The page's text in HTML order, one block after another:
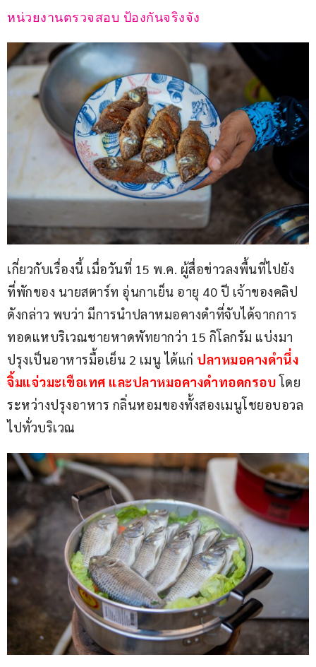
หน่วยงานตรวจสอบ ป้องกันจริงจัง
เกี่ยวกับเรื่องนี้ เมื่อวันที่ 15 พ.ค. ผู้สื่อข่าวลงพื้นที่ไปยัง
ที่พักของ นายสตาร์ท อุ่นกาเย็น อายุ 40 ปี เจ้าของคลิป
ดังกล่าว พบว่า มีการนำปลาหมอคางดำที่จับได้จากการ
ทอดแหบริเวณชายหาดพัทยากว่า 15 กิโลกรัม แบ่งมา
ปรุงเป็นอาหารมื้อเย็น 2 เมนู ได้แก่ ปลาหมอคางดำนึ่ง
จิ้มแจ่วมะเขือเทศ และปลาหมอคางดำทอดกรอบ โดย
ระหว่างปรุงอาหาร กลิ่นหอมของทั้งสองเมนูโชยอบอวล
ไปทั่วบริเวณ